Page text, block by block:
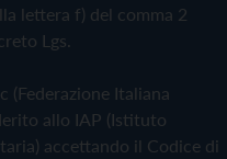
lettera f) del comma 2
Lgs.
(Federazione Italiana
allo IAP (Istituto
accettando il Codice di